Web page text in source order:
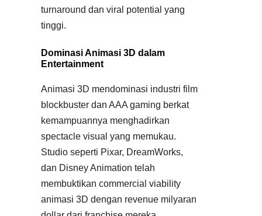
turnaround dan viral potential yang
tinggi.
Dominasi Animasi 3D dalam
Entertainment
Animasi 3D mendominasi industri film
blockbuster dan AAA gaming berkat
kemampuannya menghadirkan
spectacle visual yang memukau.
Studio seperti Pixar, DreamWorks,
dan Disney Animation telah
membuktikan commercial viability
animasi 3D dengan revenue milyaran